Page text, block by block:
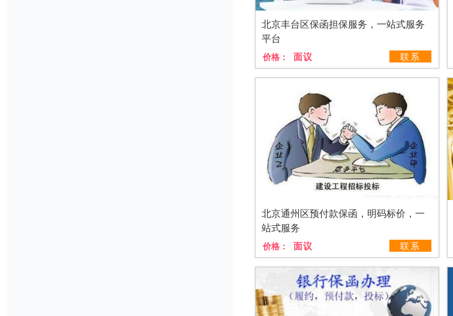
北京丰台区保函担保服务，一站式服务
平台
价格： 面议 联系
北京通州区预付款保函，明码标价，一
站式服务
价格： 面议 联系